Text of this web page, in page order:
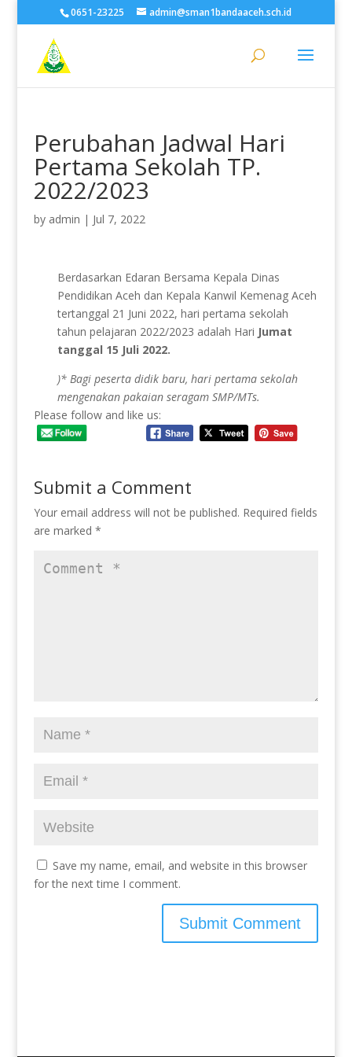
0651-23225 admin@sman1bandaaceh.sch.id
Perubahan Jadwal Hari
Pertama Sekolah TP.
2022/2023
by admin | Jul 7, 2022
Berdasarkan Edaran Bersama Kepala Dinas
Pendidikan Aceh dan Kepala Kanwil Kemenag Aceh
tertanggal 21 Juni 2022, hari pertama sekolah
tahun pelajaran 2022/2023 adalah Hari Jumat
tanggal 15 Juli 2022.
)* Bagi peserta didik baru, hari pertama sekolah
mengenakan pakaian seragam SMP/MTs.
Please follow and like us:
Submit a Comment
Your email address will not be published. Required fields
are marked *
Save my name, email, and website in this browser
for the next time I comment.